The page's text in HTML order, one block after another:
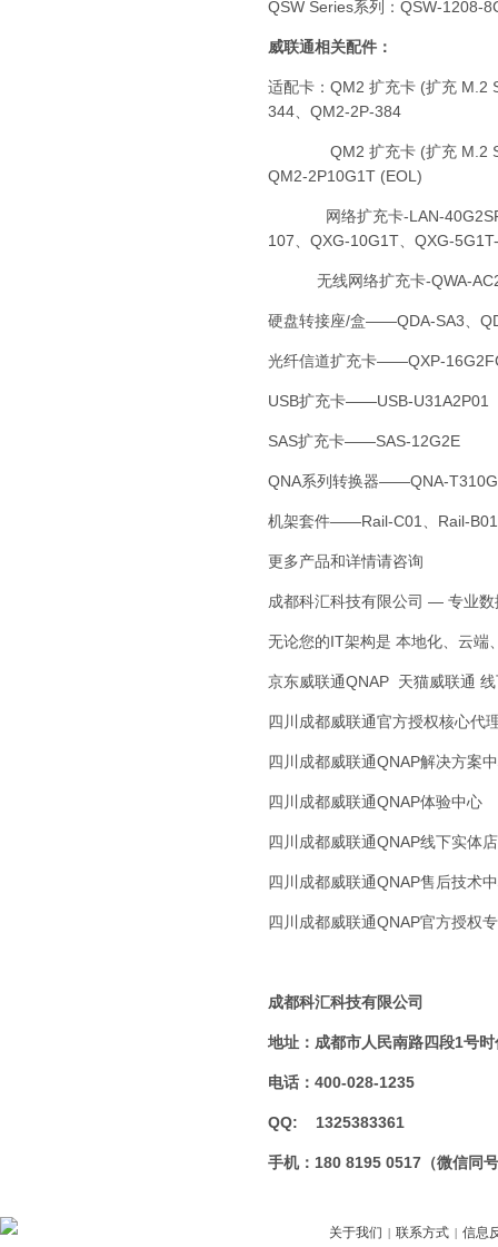
QSW Series系列： QSW-1208-
威联通相关配件：
适配卡： QM2 扩充卡 (扩充 M.2
344、QM2-2P-384
QM2 扩充卡 (扩充 M.2 SSD
QM2-2P10G1T (EOL)
网络扩充卡-LAN-40G2SF-
107、QXG-10G1T、QXG-
无线网络扩充卡-QWA-
硬盘转接座/盒——QDA-SA3、
光纤信道扩充卡——QXP-
USB扩充卡——USB-U31A2P01
SAS扩充卡——SAS-12G2E
QNA系列转换器——QNA-
机架套件——Rail-C01、Rail-
更多产品和详情请咨询
成都科汇科技有限公司 — 专业数
无论您的IT架构是 本地化、云端
京东威联通QNAP 天猫威联通
四川成都威联通官方授权核心代
四川成都威联通QNAP解决方案
四川成都威联通QNAP体验中心
四川成都威联通QNAP线下实体店
四川成都威联通QNAP售后技术
四川成都威联通QNAP官方授权
成都科汇科技有限公司
地址：成都市人民南路四段1号
电话：400-028-1235
QQ: 1325383361
手机：180 8195 0517（微信同
关于我们 | 联系方式 | 信息